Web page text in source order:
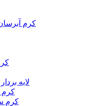
کرم
لایه
کرم
کرم